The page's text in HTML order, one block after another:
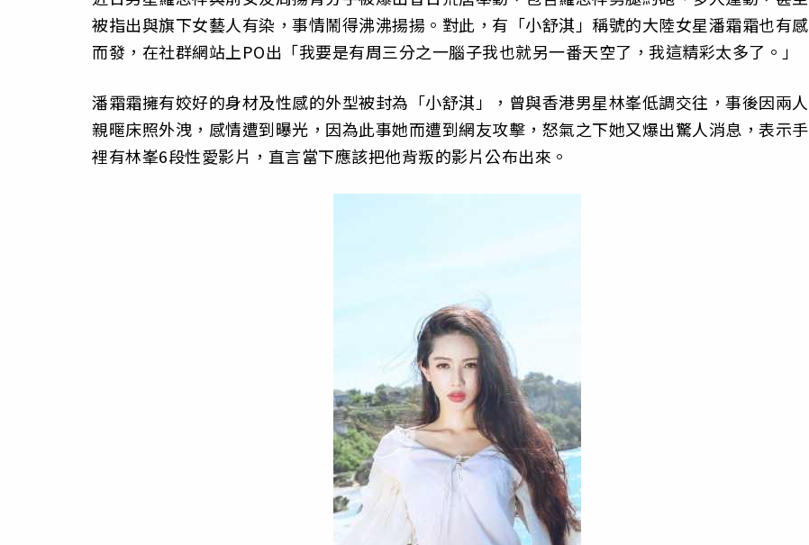
被指出與旗下女藝人有染，事情鬧得沸沸揚揚。對此，有「小舒淇」稱號的大陸女星潘霜霜也有感
而發，在社群網站上PO出「我要是有周三分之一腦子我也就另一番天空了，我這精彩太多了。」
潘霜霜擁有姣好的身材及性感的外型被封為「小舒淇」，曾與香港男星林峯低調交往，事後因兩人
親暱床照外洩，感情遭到曝光，因為此事她而遭到網友攻擊，怒氣之下她又爆出驚人消息，表示手
裡有林峯6段性愛影片，直言當下應該把他背叛的影片公布出來。